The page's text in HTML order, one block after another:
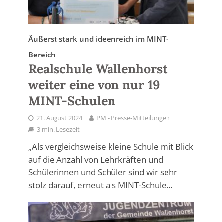
Äußerst stark und ideenreich im MINT-
Bereich
Realschule Wallenhorst
weiter eine von nur 19
MINT-Schulen
21. August 2024
PM - Presse-Mitteilungen
3 min. Lesezeit
„Als vergleichsweise kleine Schule mit Blick
auf die Anzahl von Lehrkräften und
Schülerinnen und Schüler sind wir sehr
stolz darauf, erneut als MINT-Schule...